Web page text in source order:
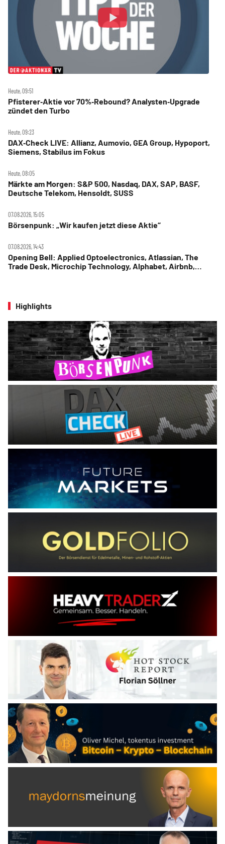
Heute, 09:51
Pfisterer‑Aktie vor 70%‑Rebound? Analysten‑Upgrade
zündet den Turbo
Heute, 09:23
DAX‑Check LIVE: Allianz, Aumovio, GEA Group, Hypoport,
Siemens, Stabilus im Fokus
Heute, 08:05
Märkte am Morgen: S&P 500, Nasdaq, DAX, SAP, BASF,
Deutsche Telekom, Hensoldt, SUSS
07.08.2026, 15:05
Börsenpunk: „Wir kaufen jetzt diese Aktie“
07.08.2026, 14:43
Opening Bell: Applied Optoelectronics, Atlassian, The
Trade Desk, Microchip Technology, Alphabet, Airbnb,
Highlights